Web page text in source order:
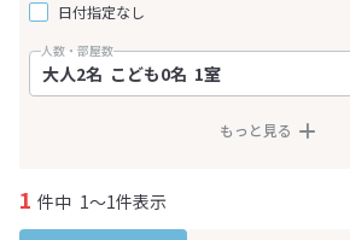
日付指定なし
人数・部屋数
もっと見る
1 件中 1～1件表示